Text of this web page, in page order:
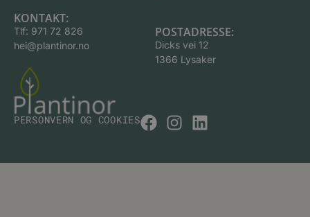
KONTAKT:
Tlf: 971 72 826
hei@plantinor.no
POSTADRESSE:
Dicks vei 12
1366 Lysaker
PERSONVERN OG COOKIES